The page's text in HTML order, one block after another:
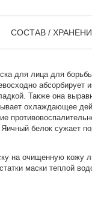
СОСТАВ /
для лица для
абсорбирует
Также она
охлаждающее
белок сужает
на очищенную кожу
маски теплой